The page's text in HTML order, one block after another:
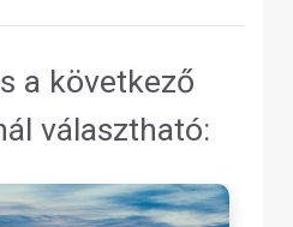
a következő
választható: